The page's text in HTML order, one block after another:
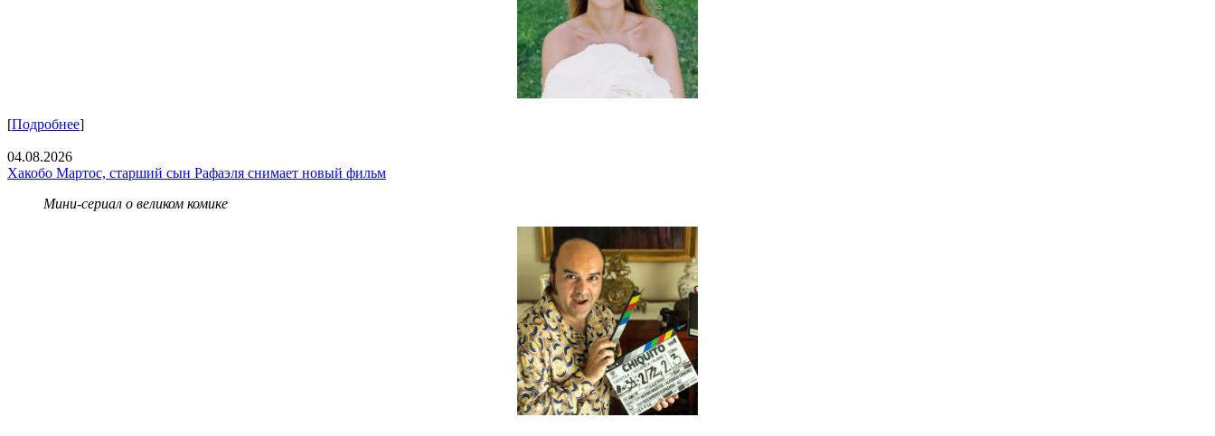
[Подробнее]
04.08.2026
Хакобо Мартос, старший сын Рафаэля снимает новый фильм
Мини-сериал о великом комике